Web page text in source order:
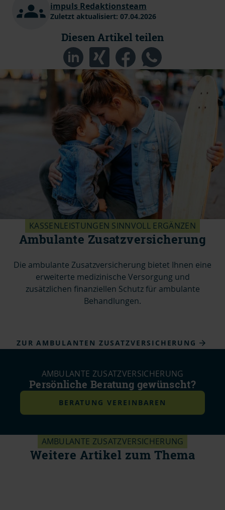
impuls Redaktionsteam
Zuletzt aktualisiert: 07.04.2026
Diesen Artikel teilen
KASSENLEISTUNGEN SINNVOLL ERGÄNZEN
Ambulante Zusatzversicherung
Die ambulante Zusatzversicherung bietet Ihnen eine
erweiterte medizinische Versorgung und
zusätzlichen finanziellen Schutz für ambulante
Behandlungen.
ZUR AMBULANTEN ZUSATZVERSICHERUNG
AMBULANTE ZUSATZVERSICHERUNG
Persönliche Beratung gewünscht?
BERATUNG VEREINBAREN
AMBULANTE ZUSATZVERSICHERUNG
Weitere Artikel zum Thema